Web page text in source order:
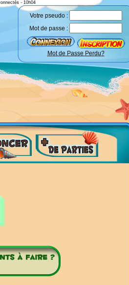
- 10h04
Votre pseudo :
Mot de passe :
Mot de Passe Perdu?